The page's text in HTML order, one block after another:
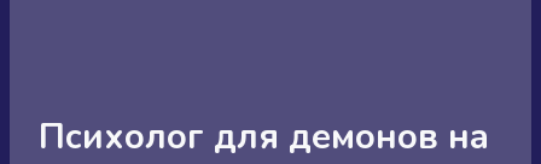
Психолог для демонов на